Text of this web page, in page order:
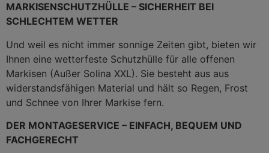
MARKISENSCHUTZHÜLLE – SICHERHEIT BEI
SCHLECHTEM WETTER
Und weil es nicht immer sonnige Zeiten gibt, bieten wir
Ihnen eine wetterfeste Schutzhülle für alle offenen
Markisen (Außer Solina XXL). Sie besteht aus aus
widerstandsfähigen Material und hält so Regen, Frost
und Schnee von Ihrer Markise fern.
DER MONTAGESERVICE – EINFACH, BEQUEM UND
FACHGERECHT